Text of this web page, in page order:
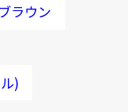
ブラウン
)